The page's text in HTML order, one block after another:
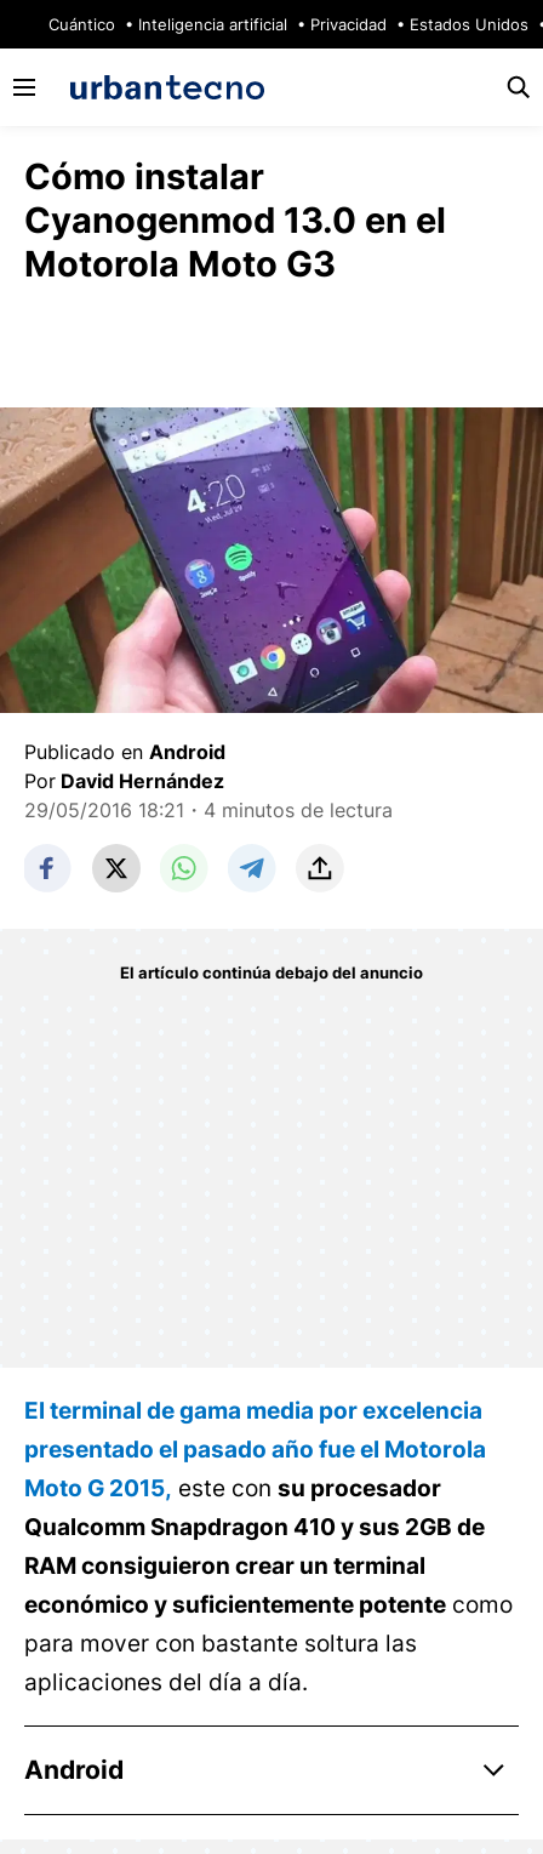
Cuántico Inteligencia artificial Privacidad Estados Unidos
Cómo instalar
Cyanogenmod 13.0 en el
Motorola Moto G3
Publicado en Android
Por David Hernández
29/05/2016 18:21 ・4 minutos de lectura
El terminal de gama media por excelencia
presentado el pasado año fue el Motorola
Moto G 2015, este con su procesador
Qualcomm Snapdragon 410 y sus 2GB de
RAM consiguieron crear un terminal
económico y suficientemente potente como
para mover con bastante soltura las
aplicaciones del día a día.
Android